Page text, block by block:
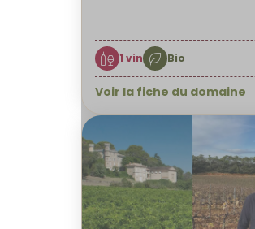
1 vin Bio
Voir la fiche du domaine